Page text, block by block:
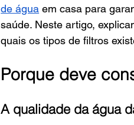
de água em casa para
saúde. Neste artigo,
quais os tipos de filtros
Porque deve
A qualidade da água